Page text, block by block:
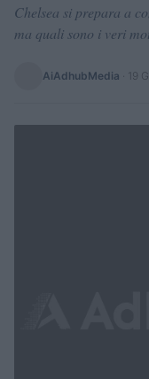
Chelsea si prepara a
ma quali sono i veri
AiAdhubMedia 19